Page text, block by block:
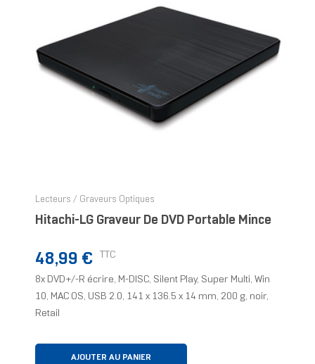
Lecteurs / Graveurs Optiques
Hitachi-LG Graveur De DVD Portable Mince
Prix
48,99 € TTC
8x DVD+/-R écrire, M-DISC, Silent Play, Super Multi, Win
10, MAC OS, USB 2.0, 141 x 136.5 x 14 mm, 200 g, noir,
Retail
AJOUTER AU PANIER